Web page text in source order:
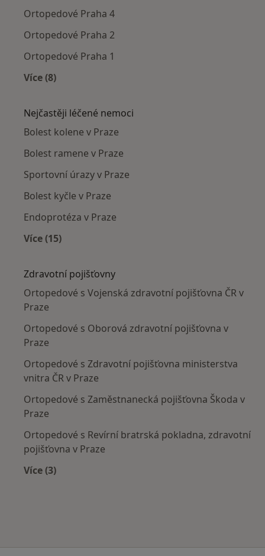
Ortopedové Praha 4
Ortopedové Praha 2
Ortopedové Praha 1
Více (8)
Nejčastěji léčené nemoci
Bolest kolene v Praze
Bolest ramene v Praze
Sportovní úrazy v Praze
Bolest kyčle v Praze
Endoprotéza v Praze
Více (15)
Zdravotní pojišťovny
Ortopedové s Vojenská zdravotní pojišťovna ČR v
Praze
Ortopedové s Oborová zdravotní pojišťovna v
Praze
Ortopedové s Zdravotní pojišťovna ministerstva
vnitra ČR v Praze
Ortopedové s Zaměstnanecká pojišťovna Škoda v
Praze
Ortopedové s Revírní bratrská pokladna, zdravotní
pojišťovna v Praze
Více (3)